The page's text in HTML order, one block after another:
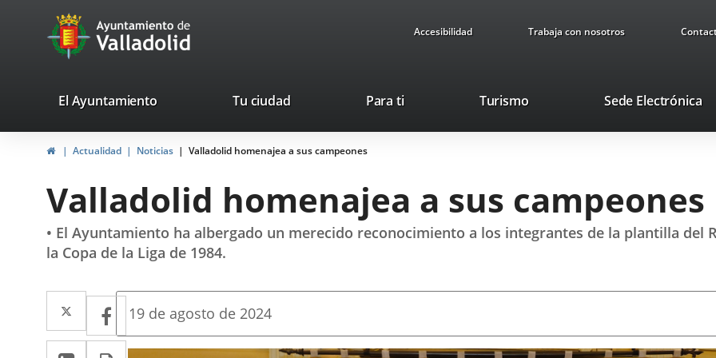
Portal
Web
Ayuntamiento
de
Accesibilidad Trabaja con nosotros
valladolid.es
El Ayuntamiento Tu ciudad Para ti TurismoEste
se
ventana
Sede Electrónica
InicioActualidad Noticias Valladolid homenajea a sus campeones
Valladolid homenajea a sus campeones
• El Ayuntamiento ha albergado un merecido reconocimiento a los integrantes de la plantilla del
la Copa de la Liga de 1984.
Twitter
Enlace
a
Facebook
Enlace
a
Fecha
la
19 de agosto de 2024